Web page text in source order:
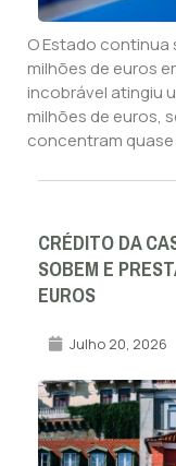
O Estado continua
milhões de euros
incobrável atingiu
milhões de euros,
concentram
CRÉDITO DA
SOBEM E
EUROS
Julho 20, 2026